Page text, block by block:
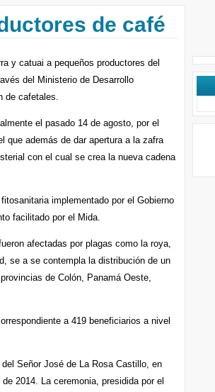
de café
y catuai a pequeños productores del
del Ministerio de Desarrollo
de cafetales.
el pasado 14 de agosto, por el
que además de dar apertura a la zafra
con el cual se crea la nueva cadena
implementado por el Gobierno
facilitado por el Mida.
afectadas por plagas como la roya,
se a se contempla la distribución de un
de Colón, Panamá Oeste,
a 419 beneficiarios a nivel
Señor José de La Rosa Castillo, en
2014. La ceremonia, presidida por el